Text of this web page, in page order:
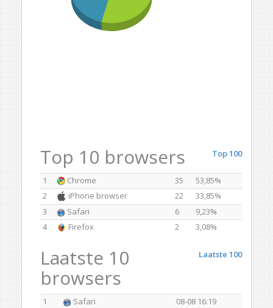
Top 100
Top 10 browsers
1 Chrome 35
53,85%
2
iPhone browser 22
33,85%
3
Safari 6
9,23%
4
Firefox 2 3,08%
Laatste 100
Laatste 10
browsers
1 Safari
08-08 16:19